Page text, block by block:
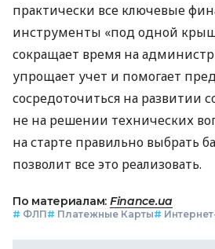
практически все ключевые
инструменты «под одной
сокращает время на
упрощает учет и помогает
сосредоточиться на развитии
не на решении технических
на старте правильно выбрать
позволит все это реализовать.
По материалам: Finance.ua
# ФЛП# Платежные Карты#